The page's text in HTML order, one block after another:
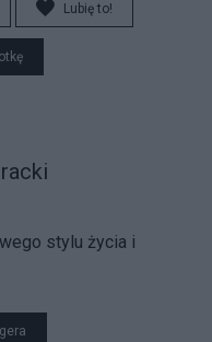
Lubię to!
stylu życia i